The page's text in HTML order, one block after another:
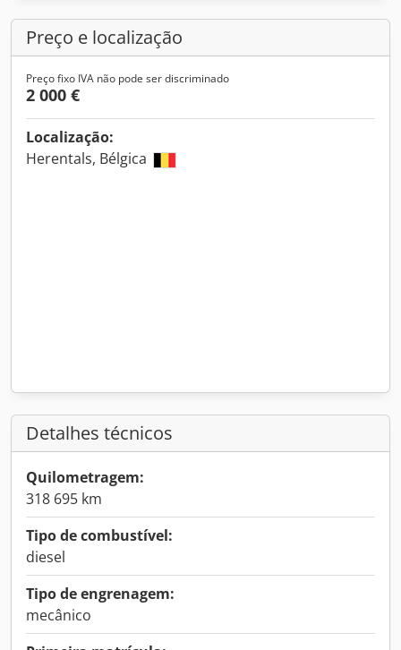
Preço e localização
Preço fixo IVA não pode ser discriminado
2 000 €
Localização:
Herentals, Bélgica
Detalhes técnicos
Quilometragem:
318 695 km
Tipo de combustível:
diesel
Tipo de engrenagem:
mecânico